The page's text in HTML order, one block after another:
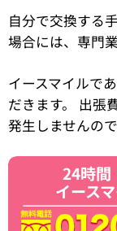
自分で交換する
場合には、専門
イースマイルで
だきます。 出張
発生しませんの
24時間
イース